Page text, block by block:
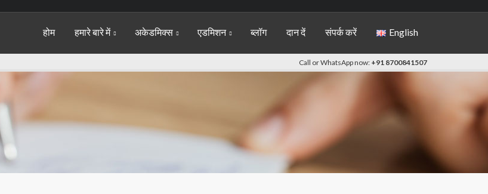
होम हमारे बारे में अकेडमिक्स एडमिशन ब्लॉग दान दें संपर्क करें English
Call or WhatsApp now: +91 8700841507